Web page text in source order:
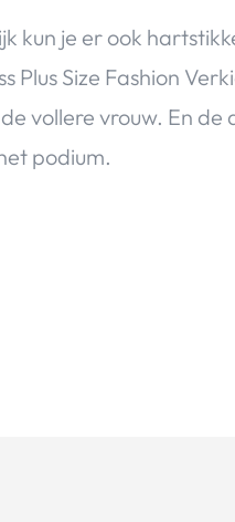
kun je er ook
Size Fashion
vollere vrouw. En de
podium.